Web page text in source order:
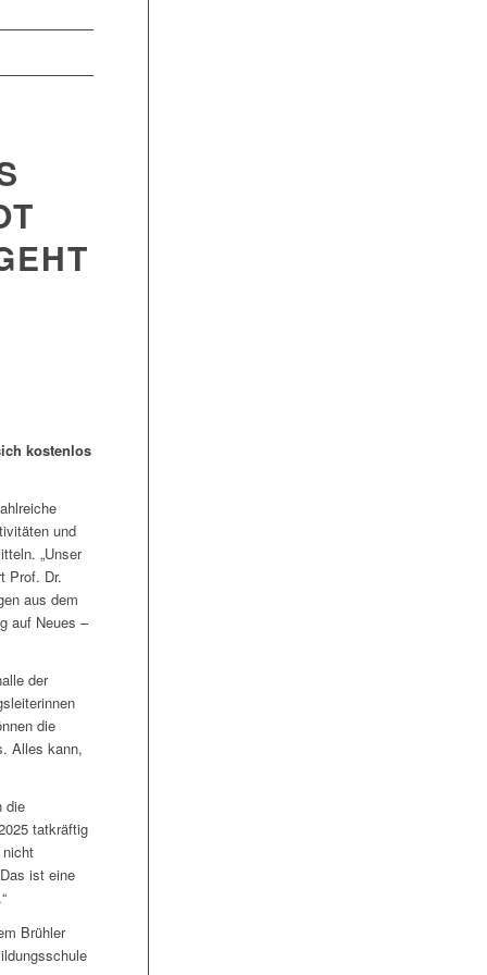
kostenlos
und
„Unser
Prof. Dr.
aus dem
auf Neues –
der
die
Alles kann,
die
tatkräftig
ist eine
Brühler